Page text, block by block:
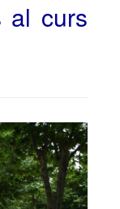
al curs